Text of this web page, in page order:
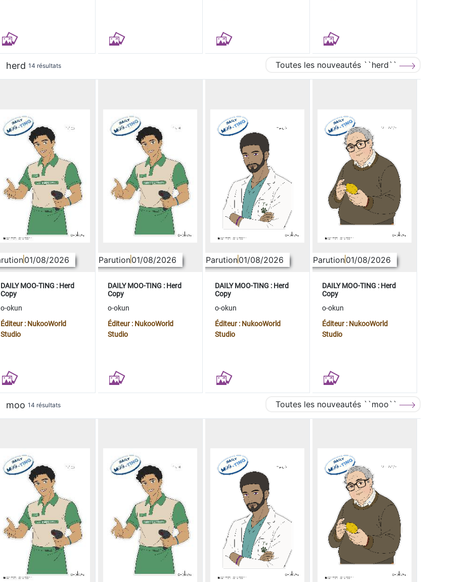
herd 14 résultats Toutes les nouveautés ``herd``
01/08/2026
DAILY MOO-TING : Herd
Copy
o-okun
Éditeur : NukooWorld
Studio
Parution01/08/2026
DAILY MOO-TING : Herd
Copy
o-okun
Éditeur : NukooWorld
Studio
Parution01/08/2026
DAILY MOO-TING : Herd
Copy
o-okun
Éditeur : NukooWorld
Studio
Parution01/08/2026
DAILY MOO-TING : Herd
Copy
o-okun
Éditeur : NukooWorld
Studio
moo 14 résultats Toutes les nouveautés ``moo``